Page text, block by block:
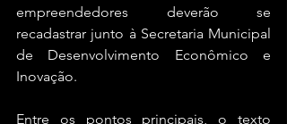
empreendedores deverão se
recadastrar junto à Secretaria Municipal
de Desenvolvimento Econômico e
Inovação.
Entre os pontos principais, o texto